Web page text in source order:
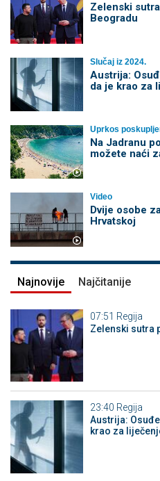
Zelenski
Beogradu
Slučaj iz 2024.
Austrija:
da je krao za
Uprkos
Na Jadranu
možete naći
Video
Dvije osobe
Hrvatskoj
Najnovije Najčitanije
07:51 Regija
Zelenski sutra
23:40 Regija
Austrija:
krao za